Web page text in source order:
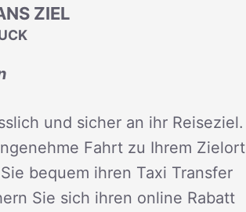
ZIEL
und sicher an ihr Reiseziel.
Fahrt zu Ihrem Zielort
bequem ihren Taxi Transfer
Sie sich ihren online Rabatt